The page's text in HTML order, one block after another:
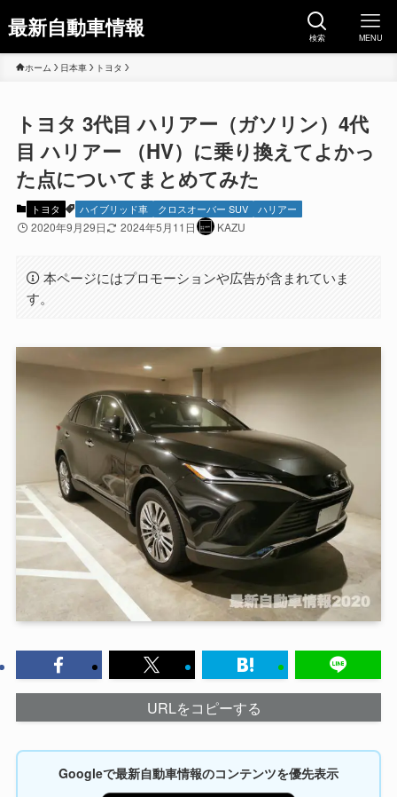
最新自動車情報 検索 MENU
ホーム 日本車 トヨタ
トヨタ 3代目 ハリアー（ガソリン）4代
目 ハリアー （HV）に乗り換えてよかっ
た点についてまとめてみた
トヨタ ハイブリッド車 クロスオーバー SUV ハリアー
2020年9月29日 2024年5月11日 KAZU
本ページにはプロモーションや広告が含まれていま
す。
URLをコピーする
Googleで最新自動車情報のコンテンツを優先表示